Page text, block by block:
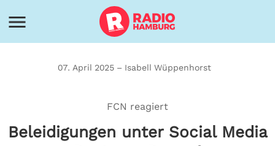
07. April 2025 – Isabell Wüppenhorst
FCN reagiert
Beleidigungen unter Social Media